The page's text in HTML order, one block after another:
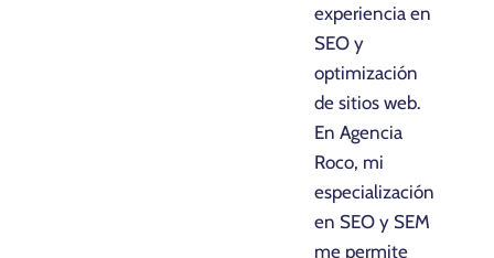
experiencia en
SEO y
optimización
de sitios web.
En Agencia
Roco, mi
especialización
en SEO y SEM
me permite